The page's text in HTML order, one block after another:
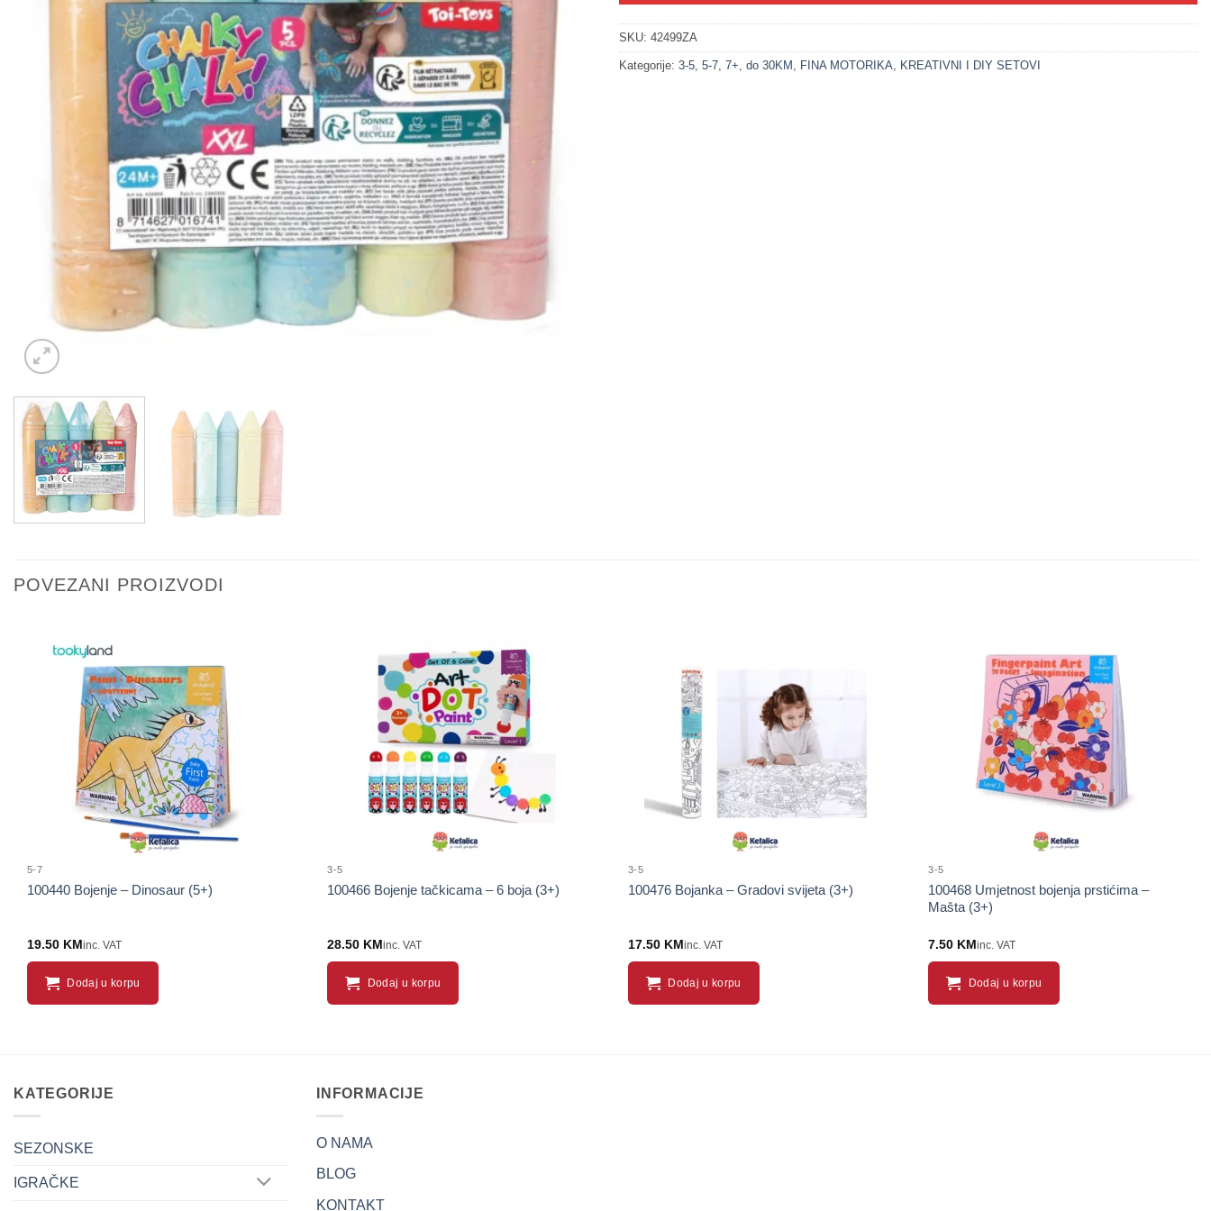
SKU: 42499ZA
Kategorije: 3-5 5-7 7+ do 30KM FINA MOTORIKA KREATIVNI I DIY SETOVI
POVEZANI PROIZVODI
Sačuvaj
proizvod
5-7
100440 Bojenje – Dinosaur (5+)
19.50 KMinc. VAT
Dodaj u korpu
Sačuvaj
proizvod
3-5
100466 Bojenje tačkicama – 6 boja (3+)
28.50 KMinc. VAT
Dodaj u korpu
3-5
100476 Bojanka – Gradovi svijeta (3+)
17.50 KMinc. VAT
Dodaj u korpu
Sačuvaj
proizvod
3-5
100468 Umjetnost bojenja prstićima –
Mašta (3+)
7.50 KMinc. VAT
Dodaj u korpu
KATEGORIJE
SEZONSKE
IGRAČKE
INFORMACIJE
O NAMA
BLOG
KONTAKT